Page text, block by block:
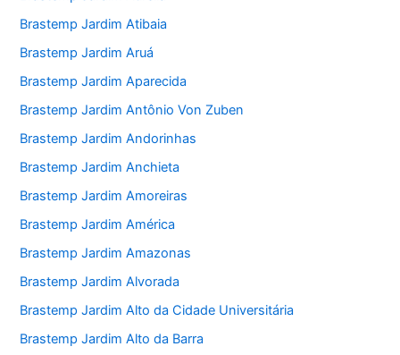
Brastemp Jardim Atibaia
Brastemp Jardim Aruá
Brastemp Jardim Aparecida
Brastemp Jardim Antônio Von Zuben
Brastemp Jardim Andorinhas
Brastemp Jardim Anchieta
Brastemp Jardim Amoreiras
Brastemp Jardim América
Brastemp Jardim Amazonas
Brastemp Jardim Alvorada
Brastemp Jardim Alto da Cidade Universitária
Brastemp Jardim Alto da Barra